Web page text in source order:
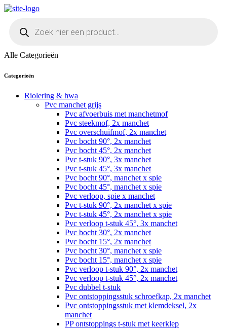
Skip
content
zoeken
Alle Categorieën
Categorieën
Riolering & hwa
Pvc manchet grijs
Pvc afvoerbuis met manchetmof
Pvc steekmof, 2x manchet
Pvc overschuifmof, 2x manchet
Pvc bocht 90°, 2x manchet
Pvc bocht 45°, 2x manchet
Pvc t-stuk 90°, 3x manchet
Pvc t-stuk 45°, 3x manchet
Pvc bocht 90°, manchet x spie
Pvc bocht 45°, manchet x spie
Pvc verloop, spie x manchet
Pvc t-stuk 90°, 2x manchet x spie
Pvc t-stuk 45°, 2x manchet x spie
Pvc verloop t-stuk 45°, 3x manchet
Pvc bocht 30°, 2x manchet
Pvc bocht 15°, 2x manchet
Pvc bocht 30°, manchet x spie
Pvc bocht 15°, manchet x spie
Pvc verloop t-stuk 90°, 2x manchet
Pvc verloop t-stuk 45°, 2x manchet
Pvc dubbel t-stuk
Pvc ontstoppingsstuk schroefkap, 2x manchet
Pvc ontstoppingsstuk met klemdeksel, 2x
manchet
PP ontstoppings t-stuk met keerklep